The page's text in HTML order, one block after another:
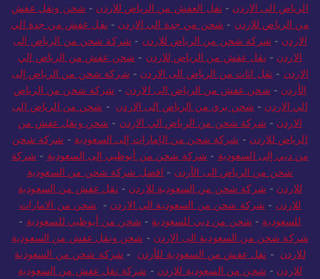
الرياض الى الاردن - نقل العفش من الرياض للاردن - شحن ونقل عفش
من الرياض للاردن - شحن من جدة الى الاردن - نقل عفش من جدة الي
الاردن - شركة شحن من الرياض للاردن - شركة شحن من الرياض الى
الاردن - نقل عفش من الرياض للاردن - شحن عفش من الرياض الي
الاردن - نقل اثاث من الرياض الى الاردن - شركة شحن من الرياض إلى
الأردن - شحن عفش من الرياض الى الاردن - شركة شحن من الرياض
الي الاردن - شحن بري من الرياض الى الاردن - شحن من الرياض الى
الاردن - شركة شحن من الرياض الي الاردن - شحن ونقل عفش من
الرياض للاردن - شركة شحن من الإمارات إلى السعودية - شركة شحن
من دبي إلى السعودية - شركة شحن من أبوظبي إلى السعودية - شركة
شحن من الرياض الى الأردن - افضل شركة شحن من السعودية
للاردن - شركة شحن من السعودية للاردن - نقل عفش من السعودية
للاردن - شركة شحن من السعودية الي الاردن - شحن من الامارات
للسعودية - شحن من دبي للسعودية - شحن من أبوظبي للسعودية -
شركة شحن من السعودية الى الاردن - شحن ونقل عفش من السعودية
للاردن - نقل عفش من السعودية للأردن - شركة شحن من السعودية
للاردن - شحن من السعودية للاردن - شركة نقل عفش من السعودية